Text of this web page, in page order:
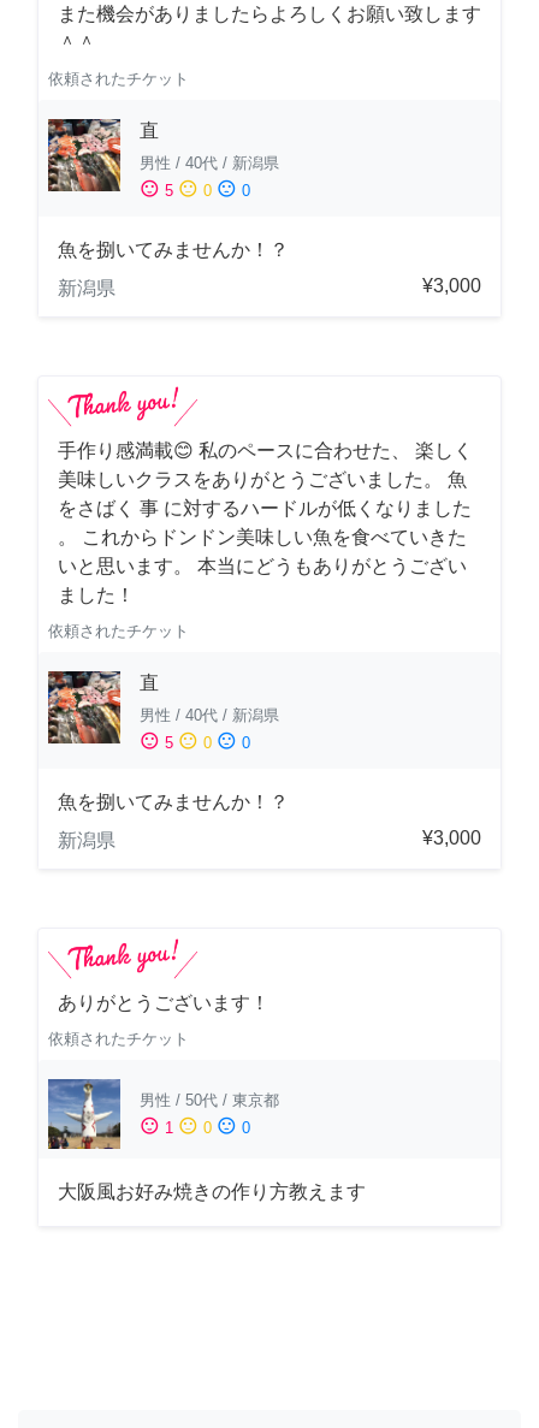
また機会がありましたらよろしくお願い致します
＾＾
依頼されたチケット
直
男性 / 40代 / 新潟県
sentiment_satisfied 5 sentiment_neutral 0 sentiment_dissatisfied 0
魚を捌いてみませんか！？
新潟県
¥3,000
手作り感満載😊 私のペースに合わせた、 楽しく
美味しいクラスをありがとうございました。 魚
をさばく 事 に対するハードルが低くなりました
。 これからドンドン美味しい魚を食べていきた
いと思います。 本当にどうもありがとうござい
ました！
依頼されたチケット
直
男性 / 40代 / 新潟県
sentiment_satisfied 5 sentiment_neutral 0 sentiment_dissatisfied 0
魚を捌いてみませんか！？
新潟県
¥3,000
ありがとうございます！
依頼されたチケット
男性 / 50代 / 東京都
sentiment_satisfied 1 sentiment_neutral 0 sentiment_dissatisfied 0
大阪風お好み焼きの作り方教えます